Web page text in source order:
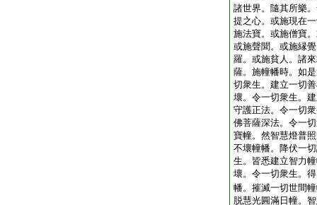
諸世界。隨其所樂
提之心。或施現在
施法寶。或施僧寶
或施聲聞。或施縁
羅。或施貧人。諸
薩。施幢幡時。如
切衆生。建立一切
壞。令一切衆生。
守護正法。令一切
佛菩薩深法。令一
寶幢。然智慧燈普
不壞幢幡。降伏一
生。皆悉建立智力
壞。令一切衆生。
幡。摧滅一切世間
脱慧光圓滿日幢。